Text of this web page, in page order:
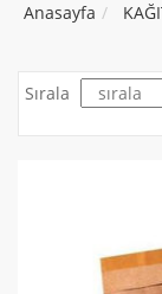
Anasayfa
Sırala